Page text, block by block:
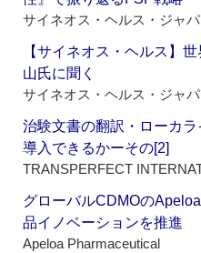
サイネオス・ヘルス・ジャ
【サイネオス・ヘルス】
山氏に聞く
サイネオス・ヘルス・ジャ
治験文書の翻訳・ローカ
導入できるかーその[2]
TRANSPERFECT
グローバルCDMOの
品イノベーションを推進
Apeloa Pharmaceutical